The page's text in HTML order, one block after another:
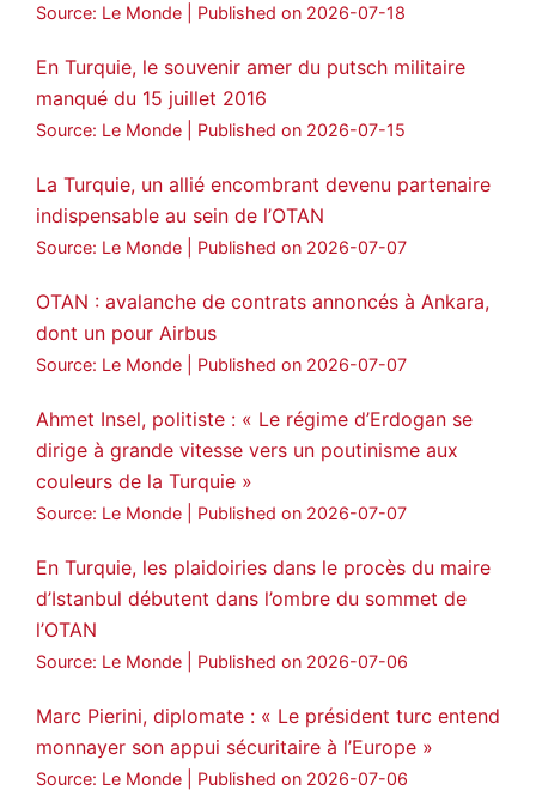
Source: Le Monde Published on 2026-07-18
En Turquie, le souvenir amer du putsch militaire
manqué du 15 juillet 2016
Source: Le Monde Published on 2026-07-15
La Turquie, un allié encombrant devenu partenaire
indispensable au sein de l’OTAN
Source: Le Monde Published on 2026-07-07
OTAN : avalanche de contrats annoncés à Ankara,
dont un pour Airbus
Source: Le Monde Published on 2026-07-07
Ahmet Insel, politiste : « Le régime d’Erdogan se
dirige à grande vitesse vers un poutinisme aux
couleurs de la Turquie »
Source: Le Monde Published on 2026-07-07
En Turquie, les plaidoiries dans le procès du maire
d’Istanbul débutent dans l’ombre du sommet de
l’OTAN
Source: Le Monde Published on 2026-07-06
Marc Pierini, diplomate : « Le président turc entend
monnayer son appui sécuritaire à l’Europe »
Source: Le Monde Published on 2026-07-06